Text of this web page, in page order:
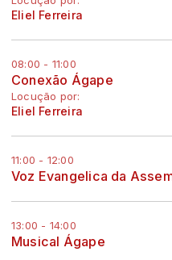
Eliel Ferreira
08:00 - 11:00
Conexão Ágape
Locução por:
Eliel Ferreira
11:00 - 12:00
Voz Evangelica da
13:00 - 14:00
Musical Ágape